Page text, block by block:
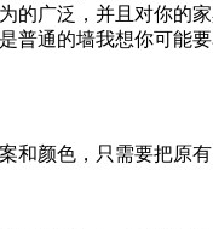
广泛，并且对你
通的墙我想你可
色，只需要把原